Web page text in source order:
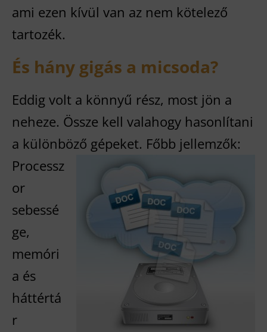
ami ezen kívül van az nem kötelező
tartozék.
És hány gigás a micsoda?
Eddig volt a könnyű rész, most jön a
neheze. Össze kell valahogy hasonlítani
a különböző gépeket. Főbb jellemzők:
Processz
or
sebessé
ge,
memóri
a és
háttértá
r